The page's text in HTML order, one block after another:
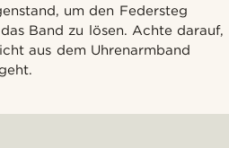
um den Federsteg
Band zu lösen. Achte darauf,
aus dem Uhrenarmband